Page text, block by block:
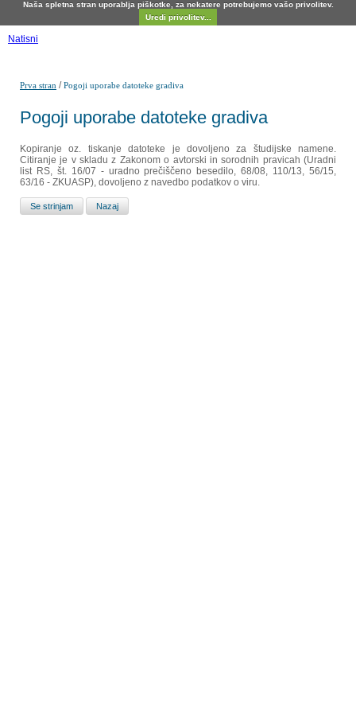
Naša spletna stran uporablja piškotke, za nekatere potrebujemo vašo privolitev.
Uredi privolitev...
Natisni
Prva stran /Pogoji uporabe datoteke gradiva
Pogoji uporabe datoteke gradiva
Kopiranje oz. tiskanje datoteke je dovoljeno za študijske namene.
Citiranje je v skladu z Zakonom o avtorski in sorodnih pravicah (Uradni
list RS, št. 16/07 - uradno prečiščeno besedilo, 68/08, 110/13, 56/15,
63/16 - ZKUASP), dovoljeno z navedbo podatkov o viru.